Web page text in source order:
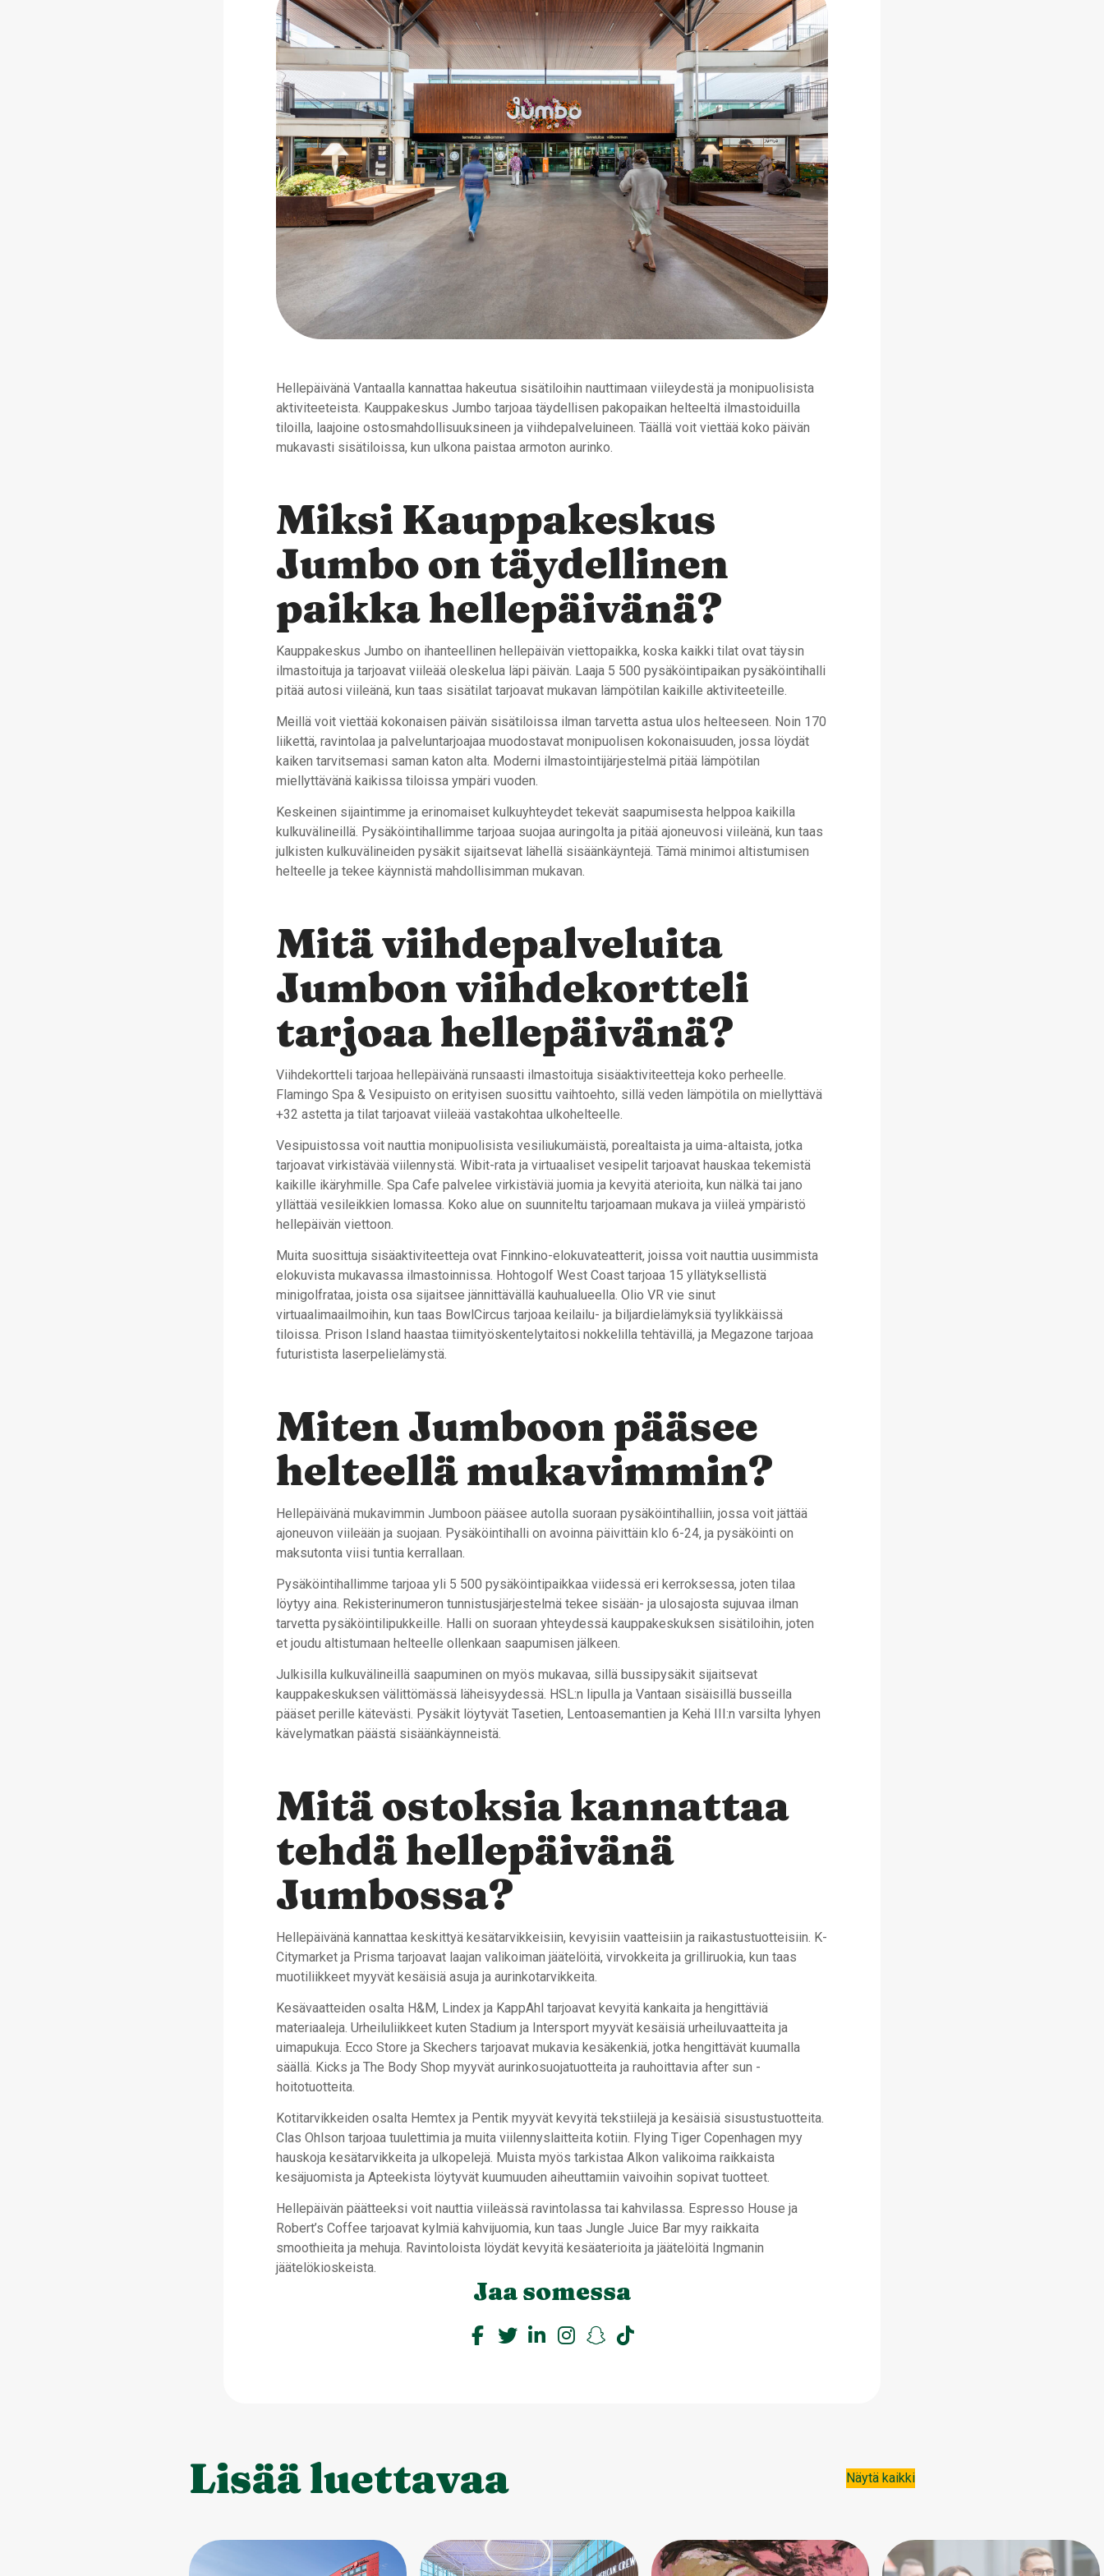
Hellepäivänä Vantaalla kannattaa hakeutua sisätiloihin nauttimaan viileydestä ja monipuolisista
aktiviteeteista. Kauppakeskus Jumbo tarjoaa täydellisen pakopaikan helteeltä ilmastoiduilla
tiloilla, laajoine ostosmahdollisuuksineen ja viihdepalveluineen. Täällä voit viettää koko päivän
mukavasti sisätiloissa, kun ulkona paistaa armoton aurinko.
Miksi Kauppakeskus
Jumbo on täydellinen
paikka hellepäivänä?
Kauppakeskus Jumbo on ihanteellinen hellepäivän viettopaikka, koska kaikki tilat ovat täysin
ilmastoituja ja tarjoavat viileää oleskelua läpi päivän. Laaja 5 500 pysäköintipaikan pysäköintihalli
pitää autosi viileänä, kun taas sisätilat tarjoavat mukavan lämpötilan kaikille aktiviteeteille.
Meillä voit viettää kokonaisen päivän sisätiloissa ilman tarvetta astua ulos helteeseen. Noin 170
liikettä, ravintolaa ja palveluntarjoajaa muodostavat monipuolisen kokonaisuuden, jossa löydät
kaiken tarvitsemasi saman katon alta. Moderni ilmastointijärjestelmä pitää lämpötilan
miellyttävänä kaikissa tiloissa ympäri vuoden.
Keskeinen sijaintimme ja erinomaiset kulkuyhteydet tekevät saapumisesta helppoa kaikilla
kulkuvälineillä. Pysäköintihallimme tarjoaa suojaa auringolta ja pitää ajoneuvosi viileänä, kun taas
julkisten kulkuvälineiden pysäkit sijaitsevat lähellä sisäänkäyntejä. Tämä minimoi altistumisen
helteelle ja tekee käynnistä mahdollisimman mukavan.
Mitä viihdepalveluita
Jumbon viihdekortteli
tarjoaa hellepäivänä?
Viihdekortteli tarjoaa hellepäivänä runsaasti ilmastoituja sisäaktiviteetteja koko perheelle.
Flamingo Spa & Vesipuisto on erityisen suosittu vaihtoehto, sillä veden lämpötila on miellyttävä
+32 astetta ja tilat tarjoavat viileää vastakohtaa ulkohelteelle.
Vesipuistossa voit nauttia monipuolisista vesiliukumäistä, porealtaista ja uima-altaista, jotka
tarjoavat virkistävää viilennystä. Wibit-rata ja virtuaaliset vesipelit tarjoavat hauskaa tekemistä
kaikille ikäryhmille. Spa Cafe palvelee virkistäviä juomia ja kevyitä aterioita, kun nälkä tai jano
yllättää vesileikkien lomassa. Koko alue on suunniteltu tarjoamaan mukava ja viileä ympäristö
hellepäivän viettoon.
Muita suosittuja sisäaktiviteetteja ovat Finnkino-elokuvateatterit, joissa voit nauttia uusimmista
elokuvista mukavassa ilmastoinnissa. Hohtogolf West Coast tarjoaa 15 yllätyksellistä
minigolfrataa, joista osa sijaitsee jännittävällä kauhualueella. Olio VR vie sinut
virtuaalimaailmoihin, kun taas BowlCircus tarjoaa keilailu- ja biljardielämyksiä tyylikkäissä
tiloissa. Prison Island haastaa tiimityöskentelytaitosi nokkelilla tehtävillä, ja Megazone tarjoaa
futuristista laserpelielämystä.
Miten Jumboon pääsee
helteellä mukavimmin?
Hellepäivänä mukavimmin Jumboon pääsee autolla suoraan pysäköintihalliin, jossa voit jättää
ajoneuvon viileään ja suojaan. Pysäköintihalli on avoinna päivittäin klo 6-24, ja pysäköinti on
maksutonta viisi tuntia kerrallaan.
Pysäköintihallimme tarjoaa yli 5 500 pysäköintipaikkaa viidessä eri kerroksessa, joten tilaa
löytyy aina. Rekisterinumeron tunnistusjärjestelmä tekee sisään- ja ulosajosta sujuvaa ilman
tarvetta pysäköintilipukkeille. Halli on suoraan yhteydessä kauppakeskuksen sisätiloihin, joten
et joudu altistumaan helteelle ollenkaan saapumisen jälkeen.
Julkisilla kulkuvälineillä saapuminen on myös mukavaa, sillä bussipysäkit sijaitsevat
kauppakeskuksen välittömässä läheisyydessä. HSL:n lipulla ja Vantaan sisäisillä busseilla
pääset perille kätevästi. Pysäkit löytyvät Tasetien, Lentoasemantien ja Kehä III:n varsilta lyhyen
kävelymatkan päästä sisäänkäynneistä.
Mitä ostoksia kannattaa
tehdä hellepäivänä
Jumbossa?
Hellepäivänä kannattaa keskittyä kesätarvikkeisiin, kevyisiin vaatteisiin ja raikastustuotteisiin. K-
Citymarket ja Prisma tarjoavat laajan valikoiman jäätelöitä, virvokkeita ja grilliruokia, kun taas
muotiliikkeet myyvät kesäisiä asuja ja aurinkotarvikkeita.
Kesävaatteiden osalta H&M, Lindex ja KappAhl tarjoavat kevyitä kankaita ja hengittäviä
materiaaleja. Urheiluliikkeet kuten Stadium ja Intersport myyvät kesäisiä urheiluvaatteita ja
uimapukuja. Ecco Store ja Skechers tarjoavat mukavia kesäkenkiä, jotka hengittävät kuumalla
säällä. Kicks ja The Body Shop myyvät aurinkosuojatuotteita ja rauhoittavia after sun -
hoitotuotteita.
Kotitarvikkeiden osalta Hemtex ja Pentik myyvät kevyitä tekstiilejä ja kesäisiä sisustustuotteita.
Clas Ohlson tarjoaa tuulettimia ja muita viilennyslaitteita kotiin. Flying Tiger Copenhagen myy
hauskoja kesätarvikkeita ja ulkopelejä. Muista myös tarkistaa Alkon valikoima raikkaista
kesäjuomista ja Apteekista löytyvät kuumuuden aiheuttamiin vaivoihin sopivat tuotteet.
Hellepäivän päätteeksi voit nauttia viileässä ravintolassa tai kahvilassa. Espresso House ja
Robert’s Coffee tarjoavat kylmiä kahvijuomia, kun taas Jungle Juice Bar myy raikkaita
smoothieita ja mehuja. Ravintoloista löydät kevyitä kesäaterioita ja jäätelöitä Ingmanin
jäätelökioskeista.
Jaa somessa
Lisää luettavaa Näytä kaikki